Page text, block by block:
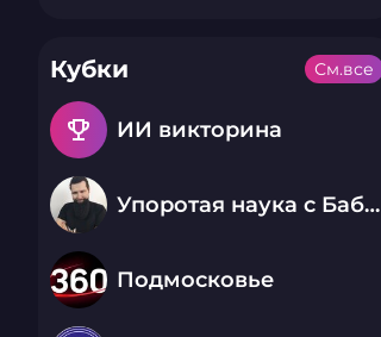
Кубки
emoji_events ИИ викторина
Упоротая наука с Бабаем Лютым
Подмосковье
См.все